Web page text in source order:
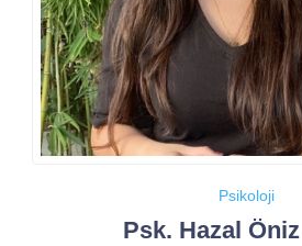
Psikoloji
Psk. Hazal Öniz